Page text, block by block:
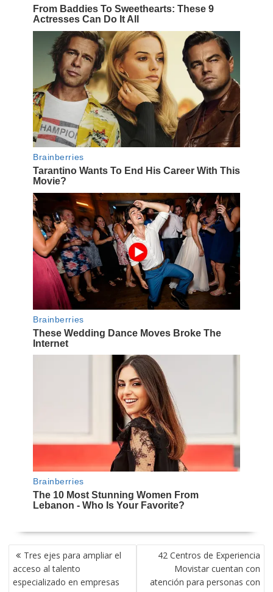
NAVEGACIÓN
DE
ENTRADAS
Tres ejes para ampliar el
acceso al talento
especializado en empresas
42 Centros de Experiencia
Movistar cuentan con
atención para personas con